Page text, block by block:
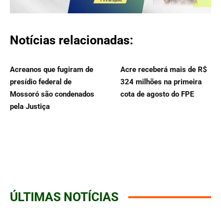
Notícias relacionadas:
Acreanos que fugiram de
presídio federal de
Mossoró são condenados
pela Justiça
Acre receberá mais de R$
324 milhões na primeira
cota de agosto do FPE
ÚLTIMAS NOTÍCIAS